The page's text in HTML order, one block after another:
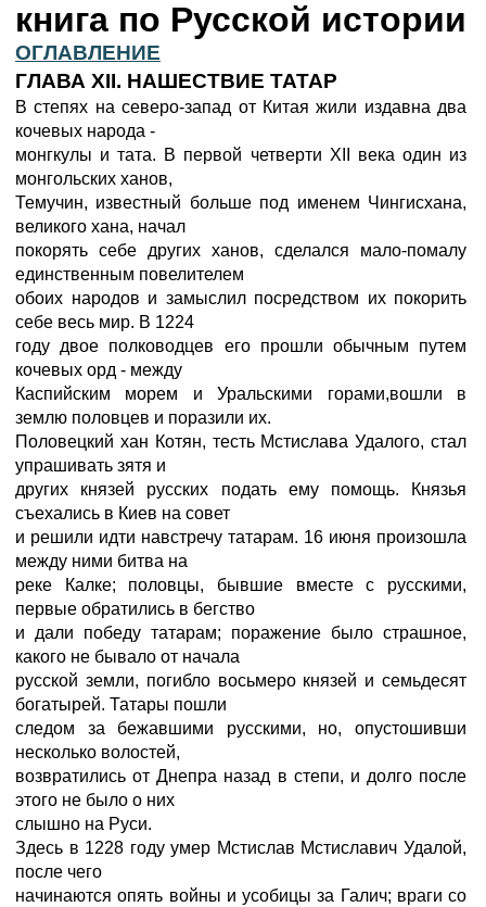
книга по Русской истории
ОГЛАВЛЕНИЕ
ГЛАВА XII. НАШЕСТВИЕ ТАТАР
В степях на северо-запад от Китая жили издавна два
кочевых народа -
монгкулы и тата. В первой четверти XII века один из
монгольских ханов,
Темучин, известный больше под именем Чингисхана,
великого хана, начал
покорять себе других ханов, сделался мало-помалу
единственным повелителем
обоих народов и замыслил посредством их покорить
себе весь мир. В 1224
году двое полководцев его прошли обычным путем
кочевых орд - между
Каспийским морем и Уральскими горами,вошли в
землю половцев и поразили их.
Половецкий хан Котян, тесть Мстислава Удалого, стал
упрашивать зятя и
других князей русских подать ему помощь. Князья
съехались в Киев на совет
и решили идти навстречу татарам. 16 июня произошла
между ними битва на
реке Калке; половцы, бывшие вместе с русскими,
первые обратились в бегство
и дали победу татарам; поражение было страшное,
какого не бывало от начала
русской земли, погибло восьмеро князей и семьдесят
богатырей. Татары пошли
следом за бежавшими русскими, но, опустошивши
несколько волостей,
возвратились от Днепра назад в степи, и долго после
этого не было о них
слышно на Руси.
Здесь в 1228 году умер Мстислав Мстиславич Удалой,
после чего
начинаются опять войны и усобицы за Галич; враги со